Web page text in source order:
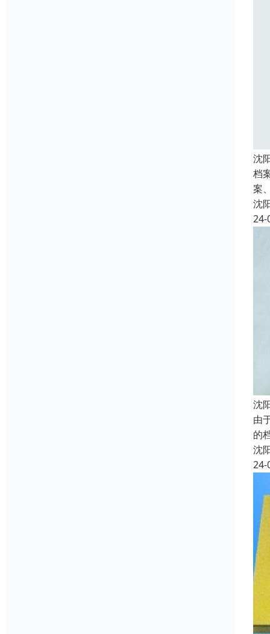
沈
档
案
沈
24-
沈
由
的
沈
24-